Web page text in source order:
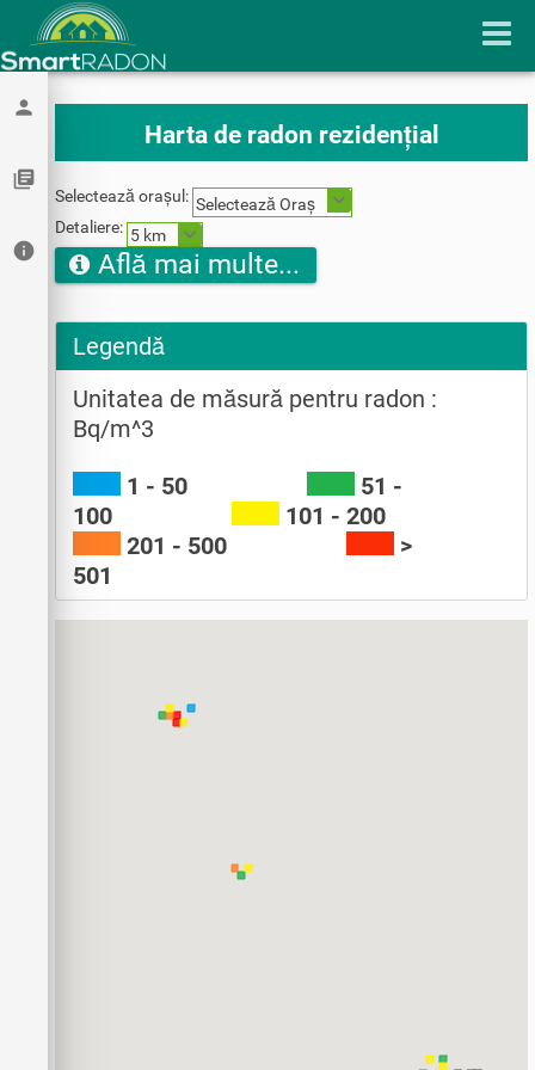
person
library_books
info
Harta de radon rezidențial
Selectează orașul: Selectează Oraș
Detaliere: 5 km
Află mai multe...
Legendă
Unitatea de măsură pentru radon :
Bq/m^3
1 - 50
51 -
100
101 - 200
201 - 500
>
501